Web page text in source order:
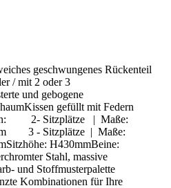
geschwungenes Rückenteil
/ mit 2 oder 3
und gebogene
gefüllt mit Federn
2- Sitzplätze | Maße:
3 - Sitzplätze | Maße:
H430mmBeine:
Stahl, massive
und Stoffmusterpalette
Kombinationen für Ihre